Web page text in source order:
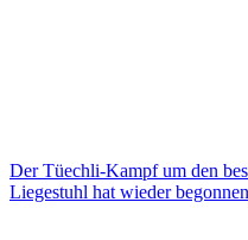
Der Tüechli-Kampf um den
Liegestuhl hat wieder begonnen